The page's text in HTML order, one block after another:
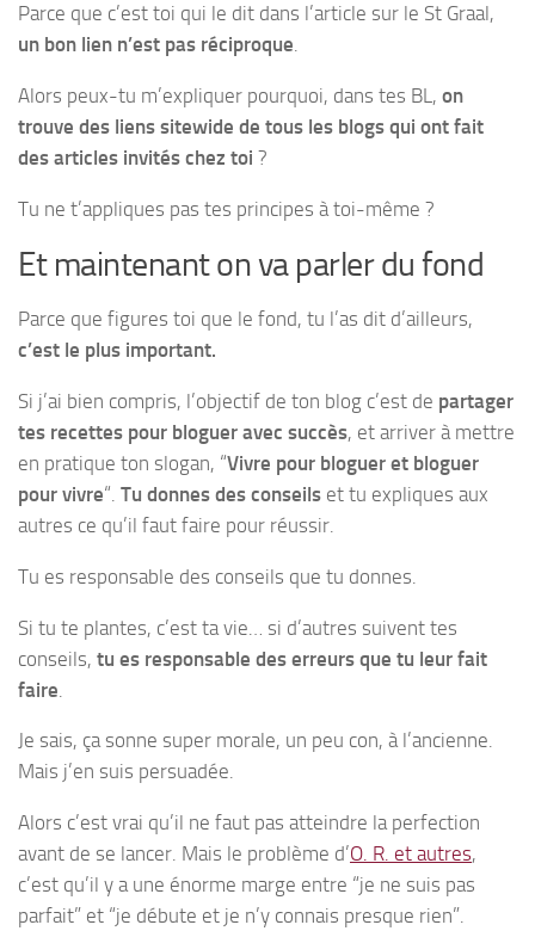
Parce que c’est toi qui le dit dans l’article sur le St Graal,
un bon lien n’est pas réciproque.
Alors peux-tu m’expliquer pourquoi, dans tes BL, on
trouve des liens sitewide de tous les blogs qui ont fait
des articles invités chez toi ?
Tu ne t’appliques pas tes principes à toi-même ?
Et maintenant on va parler du fond
Parce que figures toi que le fond, tu l’as dit d’ailleurs,
c’est le plus important.
Si j’ai bien compris, l’objectif de ton blog c’est de partager
tes recettes pour bloguer avec succès, et arriver à mettre
en pratique ton slogan, “Vivre pour bloguer et bloguer
pour vivre“. Tu donnes des conseils et tu expliques aux
autres ce qu’il faut faire pour réussir.
Tu es responsable des conseils que tu donnes.
Si tu te plantes, c’est ta vie… si d’autres suivent tes
conseils, tu es responsable des erreurs que tu leur fait
faire
Je sais, ça sonne super morale, un peu con, à l’ancienne.
Mais j’en suis persuadée.
Alors c’est vrai qu’il ne faut pas atteindre la perfection
avant de se lancer. Mais le problème d’O. R. et autres,
c’est qu’il y a une énorme marge entre “je ne suis pas
parfait” et “je débute et je n’y connais presque rien”.